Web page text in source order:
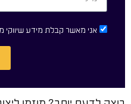
אני מאשר קבלת מידע